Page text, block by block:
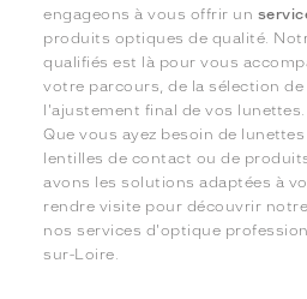
engageons à vous offrir un
produits optiques de qualité.
qualifiés est là pour vous
votre parcours, de la sélection
l'ajustement final de vos lunettes.
Que vous ayez besoin de
lentilles de contact ou de
avons les solutions adaptées à
rendre visite pour découvrir
nos services d'optique
sur-Loire.